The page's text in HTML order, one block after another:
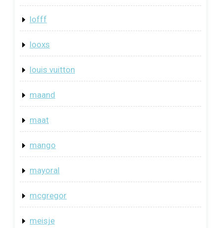
lofff
looxs
louis vuitton
maand
maat
mango
mayoral
mcgregor
meisje